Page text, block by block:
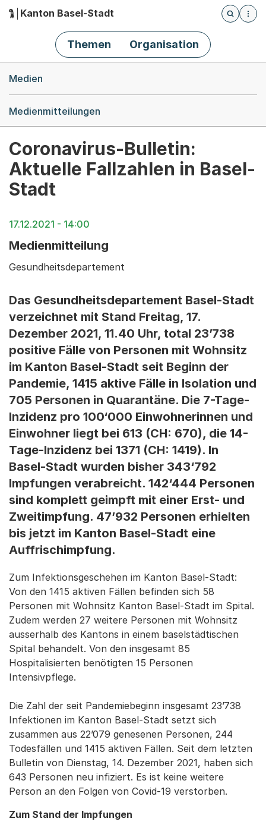
Hauptnavigation
Kanton Basel-Stadt
Öffnet
Themen Organisation
Medien
Medienmitteilungen
Coronavirus-Bulletin:
Aktuelle Fallzahlen in Basel-
Stadt
17.12.2021 - 14:00
Medienmitteilung
Gesundheitsdepartement
Das Gesundheitsdepartement Basel-Stadt
verzeichnet mit Stand Freitag, 17.
Dezember 2021, 11.40 Uhr, total 23’738
positive Fälle von Personen mit Wohnsitz
im Kanton Basel-Stadt seit Beginn der
Pandemie, 1415 aktive Fälle in Isolation und
705 Personen in Quarantäne. Die 7-Tage-
Inzidenz pro 100‘000 Einwohnerinnen und
Einwohner liegt bei 613 (CH: 670), die 14-
Tage-Inzidenz bei 1371 (CH: 1419). In
Basel-Stadt wurden bisher 343‘792
Impfungen verabreicht. 142‘444 Personen
sind komplett geimpft mit einer Erst- und
Zweitimpfung. 47’932 Personen erhielten
bis jetzt im Kanton Basel-Stadt eine
Auffrischimpfung.
Zum Infektionsgeschehen im Kanton Basel-Stadt:
Von den 1415 aktiven Fällen befinden sich 58
Personen mit Wohnsitz Kanton Basel-Stadt im Spital.
Zudem werden 27 weitere Personen mit Wohnsitz
ausserhalb des Kantons in einem baselstädtischen
Spital behandelt. Von den insgesamt 85
Hospitalisierten benötigten 15 Personen
Intensivpflege.
Die Zahl der seit Pandemiebeginn insgesamt 23’738
Infektionen im Kanton Basel-Stadt setzt sich
zusammen aus 22’079 genesenen Personen, 244
Todesfällen und 1415 aktiven Fällen. Seit dem letzten
Bulletin von Dienstag, 14. Dezember 2021, haben sich
643 Personen neu infiziert. Es ist keine weitere
Person an den Folgen von Covid-19 verstorben.
Zum Stand der Impfungen